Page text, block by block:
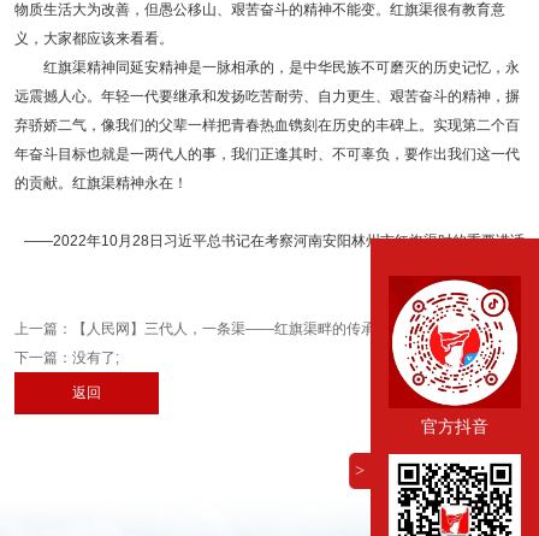
物质生活大为改善，但愚公移山、艰苦奋斗的精神不能变。红旗渠很有教育意
义，大家都应该来看看。
红旗渠精神同延安精神是一脉相承的，是中华民族不可磨灭的历史记忆，永
远震撼人心。年轻一代要继承和发扬吃苦耐劳、自力更生、艰苦奋斗的精神，摒
弃骄娇二气，像我们的父辈一样把青春热血镌刻在历史的丰碑上。实现第二个百
年奋斗目标也就是一两代人的事，我们正逢其时、不可辜负，要作出我们这一代
的贡献。红旗渠精神永在！
——2022年10月28日习近平总书记在考察河南安阳林州市红旗渠时的重要讲话
上一篇：
【人民网】三代人，一条渠——红旗渠畔的传承与坚守
下一篇：没有了;
返回
>
官方抖音